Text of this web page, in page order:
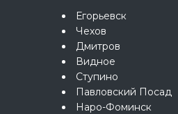
Егорьевск
Чехов
Дмитров
Видное
Ступино
Павловский Посад
Наро-Фоминск